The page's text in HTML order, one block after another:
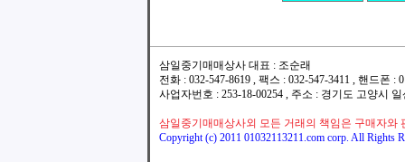
삼일중기매매상사 대표 : 조순래
전화 : 032-547-8619 , 팩스 : 032-547-3411 , 핸드폰
사업자번호 : 253-18-00254 , 주소 : 경기도 고양시
삼일중기매매상사외 모든 거래의 책임은 구매자와
Copyright (c) 2011 01032113211.com corp. All Rights